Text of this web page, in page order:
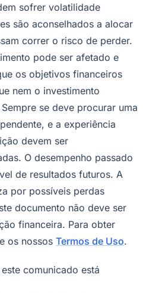
sofrer volatilidade
são aconselhados a alocar
correr o risco de perder.
pode ser afetado e
os objetivos financeiros
nem o investimento
se deve procurar uma
e a experiência
devem ser
O desempenho passado
de resultados futuros. A
por possíveis perdas
documento não deve ser
financeira. Para obter
os nossos Termos de Uso.
comunicado está